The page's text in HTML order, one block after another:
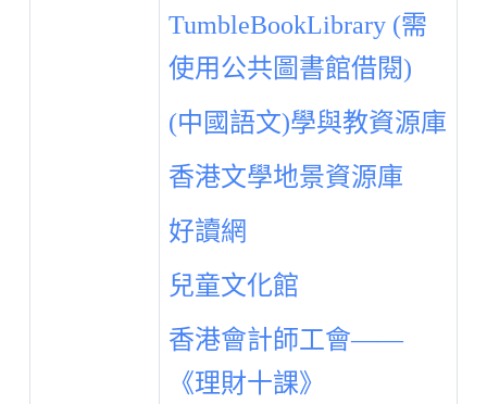
TumbleBookLibrary (需
使用公共圖書館借閱)
(中國語文)學與教資源庫
香港文學地景資源庫
好讀網
兒童文化館
香港會計師工會——
《理財十課》